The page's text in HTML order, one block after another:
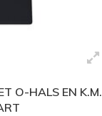
O-HALS EN K.M.